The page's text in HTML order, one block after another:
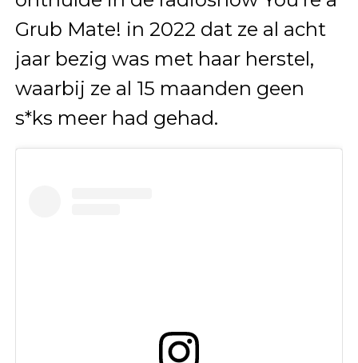
Grub Mate! in 2022 dat ze al acht
jaar bezig was met haar herstel,
waarbij ze al 15 maanden geen
s*ks meer had gehad.